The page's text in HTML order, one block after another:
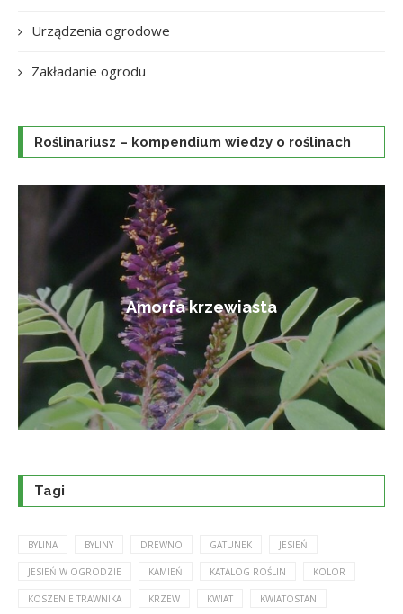
Urządzenia ogrodowe
Zakładanie ogrodu
Roślinariusz – kompendium wiedzy o roślinach
Amorfa krzewiasta
Tagi
BYLINA BYLINY DREWNO GATUNEK JESIEŃ
JESIEŃ W OGRODZIE KAMIEŃ KATALOG ROŚLIN KOLOR
KOSZENIE TRAWNIKA KRZEW KWIAT KWIATOSTAN